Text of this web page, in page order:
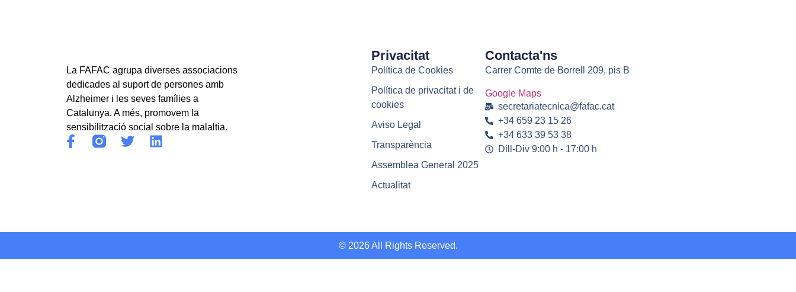
La FAFAC agrupa diverses associacions
dedicades al suport de persones amb
Alzheimer i les seves famílies a
Catalunya. A més, promovem la
sensibilització social sobre la malaltia.
Privacitat
Política de Cookies
Política de privacitat i de
cookies
Aviso Legal
Transparència
Assemblea General 2025
Actualitat
Contacta'ns
Carrer Comte de Borrell 209, pis B
Google Maps
secretariatecnica@fafac.cat
+34 659 23 15 26
+34 633 39 53 38
Dill-Div 9:00 h - 17:00 h
© 2026 All Rights Reserved.